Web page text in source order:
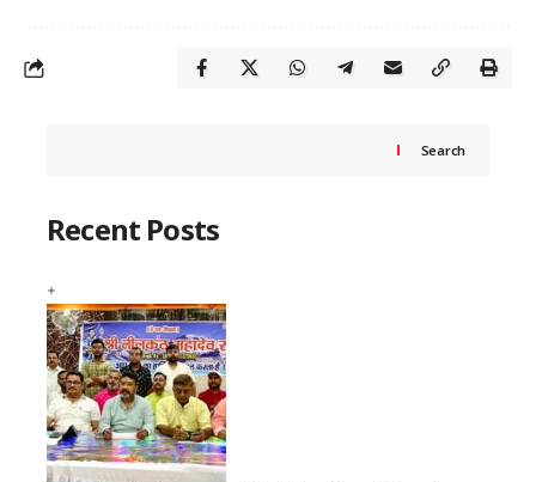
Search
Recent Posts